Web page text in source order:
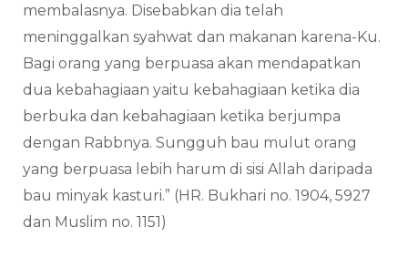
membalasnya. Disebabkan dia telah
meninggalkan syahwat dan makanan karena-Ku.
Bagi orang yang berpuasa akan mendapatkan
dua kebahagiaan yaitu kebahagiaan ketika dia
berbuka dan kebahagiaan ketika berjumpa
dengan Rabbnya. Sungguh bau mulut orang
yang berpuasa lebih harum di sisi Allah daripada
bau minyak kasturi.” (HR. Bukhari no. 1904, 5927
dan Muslim no. 1151)